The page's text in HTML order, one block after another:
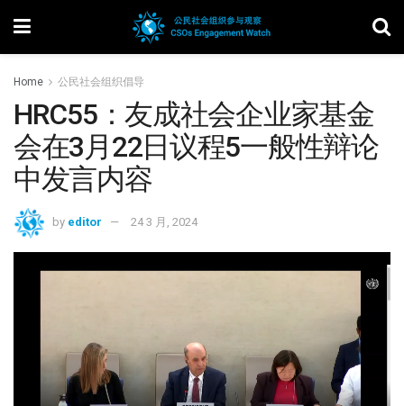
Home 公民社会组织倡导
HRC55：友成社会企业家基金
会在3月22日议程5一般性辩论
中发言内容
by editor 24 3 月, 2024